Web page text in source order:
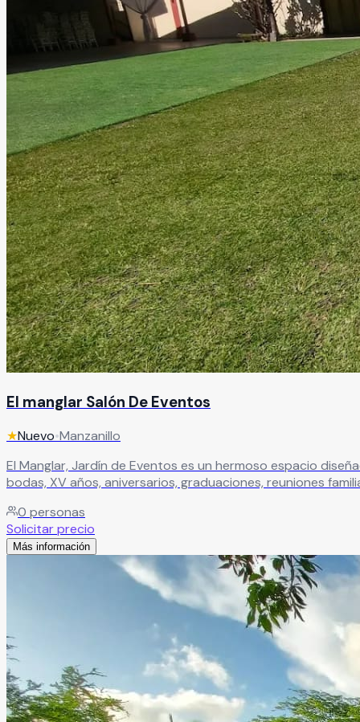
El manglar Salón De Eventos
★Nuevo•Manzanillo
El Manglar, Jardín de Eventos es un hermoso espacio diseñado
bodas, XV años, aniversarios, graduaciones, reuniones
comodidad y un entorno perfecto para vivir momentos
0 personas
Solicitar precio
Más información